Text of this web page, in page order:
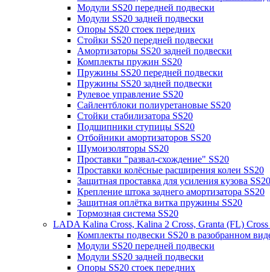
Модули SS20 передней подвески
Модули SS20 задней подвески
Опоры SS20 стоек передних
Стойки SS20 передней подвески
Амортизаторы SS20 задней подвески
Комплекты пружин SS20
Пружины SS20 передней подвески
Пружины SS20 задней подвески
Рулевое управление SS20
Сайлентблоки полиуретановые SS20
Стойки стабилизатора SS20
Подшипники ступицы SS20
Отбойники амортизаторов SS20
Шумоизоляторы SS20
Проставки "развал-схождение" SS20
Проставки колёсные расширения колеи SS20
Защитная проставка для усиления кузова SS20
Крепление штока заднего амортизатора SS20
Защитная оплётка витка пружины SS20
Тормозная система SS20
LADA Kalina Cross, Kalina 2 Cross, Granta (FL) Cross
Комплекты подвески SS20 в разобранном
Модули SS20 передней подвески
Модули SS20 задней подвески
Опоры SS20 стоек передних